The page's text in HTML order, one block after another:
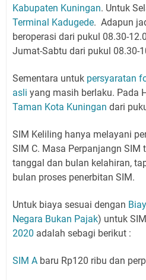
Kabupaten Kuningan. Untuk
Terminal Kadugede. Adapun
beroperasi dari pukul 08.30-
Jumat-Sabtu dari pukul 08.30-
Sementara untuk persyaratan
asli yang masih berlaku. Pada
Taman Kota Kuningan dari
SIM Keliling hanya melayani
SIM C. Masa Perpanjangn SIM
tanggal dan bulan kelahiran,
bulan proses penerbitan SIM.
Untuk biaya sesuai dengan
Negara Bukan Pajak) untuk
2020 adalah sebagi berikut :
SIM A baru Rp120 ribu dan